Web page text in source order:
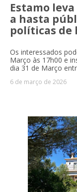
Estamo
a hasta
políticas de
Os interessados
Março às 17h00 e
dia 31 de Março
6 de março de 2026